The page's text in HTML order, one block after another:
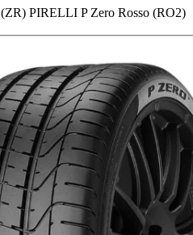
(ZR) PIRELLI P Zero Rosso (RO2)